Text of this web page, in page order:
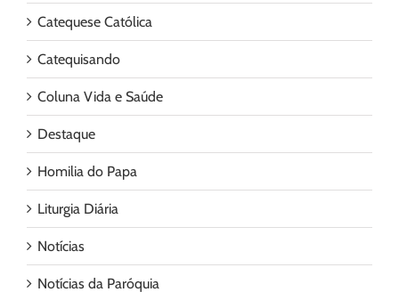
Catequese Católica
Catequisando
Coluna Vida e Saúde
Destaque
Homilia do Papa
Liturgia Diária
Notícias
Notícias da Paróquia